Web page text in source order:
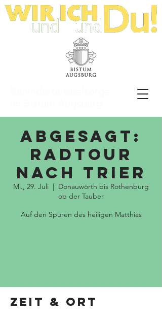
abgesagt:
Radtour
nach Trier
Mi., 29. Juli
  |
Donauwörth bis Rothenburg
ob der Tauber
Auf den Spuren des heiligen Matthias
Zeit & Ort